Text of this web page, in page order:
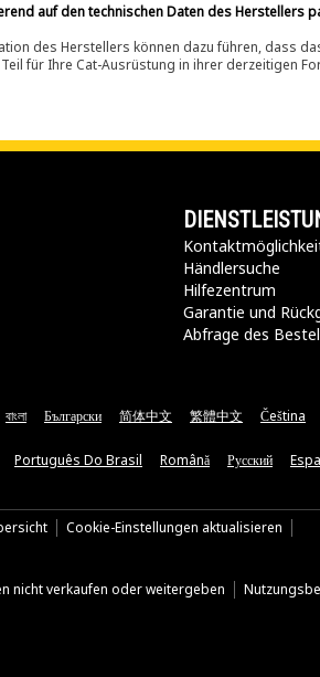
auf den technischen Daten des Herstellers
des Herstellers können dazu führen, dass
für Ihre Cat-Ausrüstung in ihrer derzeitigen
Händlersuche
Hilfezentrum
Garantie und
Abfrage des
বাংলা Български 简体中文 繁體中文 Čeština
Português Do Brasil Română Русский
Cookie-Einstellungen aktualisieren
nicht verkaufen oder weitergeben